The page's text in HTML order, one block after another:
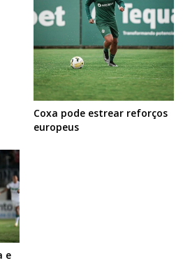
Coxa pode estrear reforços
europeus
e